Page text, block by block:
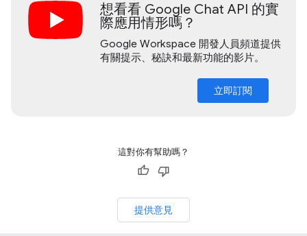
想看看 Google Chat API 的實
際應用情形嗎？
Google Workspace 開發人員頻道提供
有關提示、秘訣和最新功能的影片。
立即訂閱
這對你有幫助嗎？
提供意見